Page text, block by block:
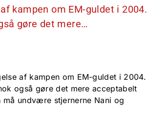
kampen om EM-guldet i 2004.
gøre det mere…
af kampen om EM-guldet i 2004.
også gøre det mere acceptabelt
undvære stjernerne Nani og